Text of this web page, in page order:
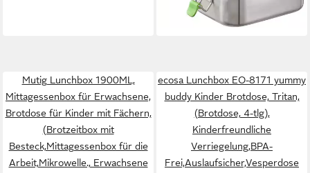
lieferbar - in 2-3 Werktagen bei dir
Mutig Lunchbox 1900ML,
Mittagessenbox für Erwachsene,
Brotdose für Kinder mit Fächern,
(Brotzeitbox mit
Besteck,Mittagessenbox für die
Arbeit,Mikrowelle., Erwachsene
ecosa Lunchbox EO-8171 yummy
buddy Kinder Brotdose, Tritan,
(Brotdose, 4-tlg),
Kinderfreundliche
Verriegelung,BPA-
Frei,Auslaufsicher,Vesperdose